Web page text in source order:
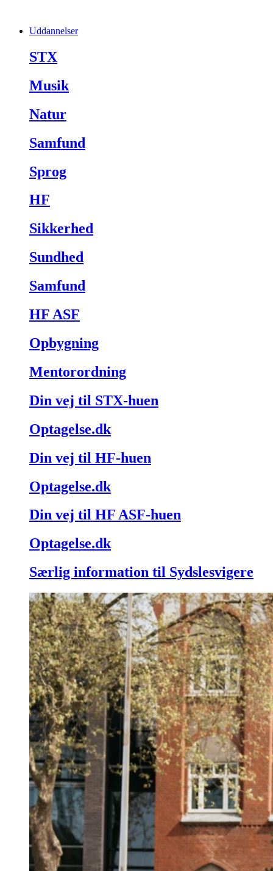
Uddannelser
STX
Musik
Natur
Samfund
Sprog
HF
Sikkerhed
Sundhed
Samfund
HF ASF
Opbygning
Mentorordning
Din vej til STX-huen
Optagelse.dk
Din vej til HF-huen
Optagelse.dk
Din vej til HF ASF-huen
Optagelse.dk
Særlig information til Sydslesvigere